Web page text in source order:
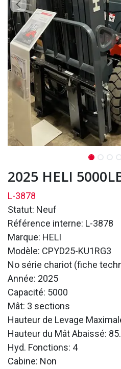
2025 HELI
L-3878
Statut: Neuf
Référence interne: L-3878
Marque: HELI
Modèle: CPYD25-KU1RG3
No série chariot (fiche
Année: 2025
Capacité: 5000
Mât: 3 sections
Hauteur de Levage
Hauteur du Mât Abaissé:
Hyd. Fonctions: 4
Cabine: Non